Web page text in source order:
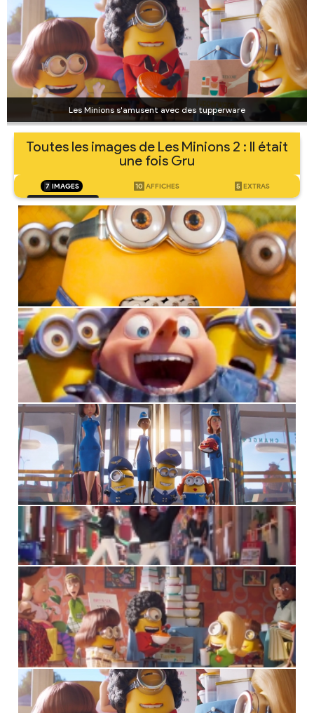
Les Minions s'amusent avec des tupperware
Toutes les images de Les Minions 2 : Il était
une fois Gru
7 IMAGES 10 AFFICHES 5 EXTRAS